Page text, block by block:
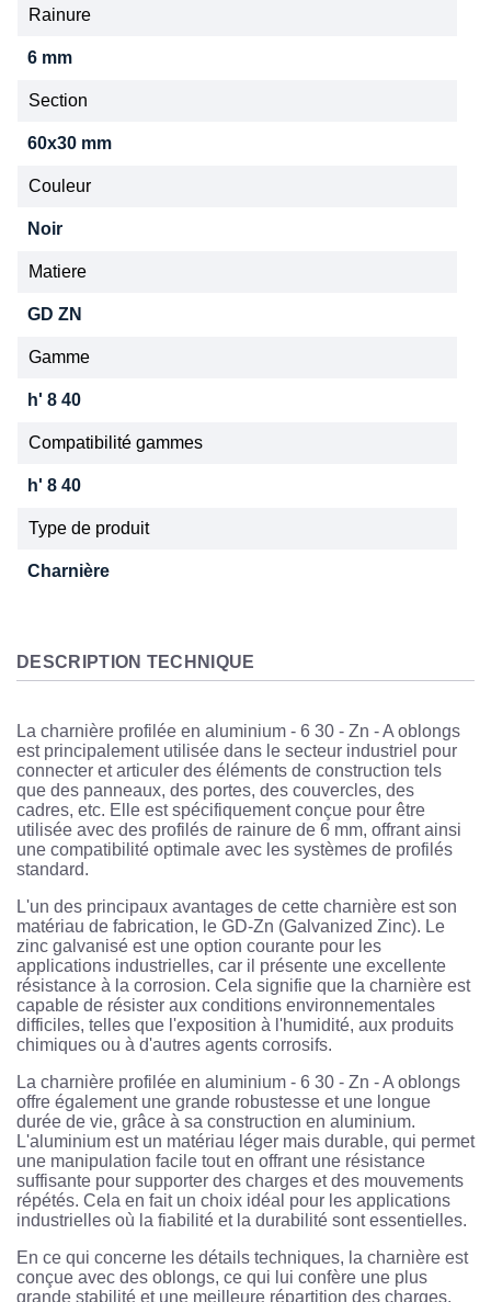
Rainure
6 mm
Section
60x30 mm
Couleur
Noir
Matiere
GD ZN
Gamme
h' 8 40
Compatibilité gammes
h' 8 40
Type de produit
Charnière
DESCRIPTION TECHNIQUE
La charnière profilée en aluminium - 6 30 - Zn - A oblongs
est principalement utilisée dans le secteur industriel pour
connecter et articuler des éléments de construction tels
que des panneaux, des portes, des couvercles, des
cadres, etc. Elle est spécifiquement conçue pour être
utilisée avec des profilés de rainure de 6 mm, offrant ainsi
une compatibilité optimale avec les systèmes de profilés
standard.
L'un des principaux avantages de cette charnière est son
matériau de fabrication, le GD-Zn (Galvanized Zinc). Le
zinc galvanisé est une option courante pour les
applications industrielles, car il présente une excellente
résistance à la corrosion. Cela signifie que la charnière est
capable de résister aux conditions environnementales
difficiles, telles que l'exposition à l'humidité, aux produits
chimiques ou à d'autres agents corrosifs.
La charnière profilée en aluminium - 6 30 - Zn - A oblongs
offre également une grande robustesse et une longue
durée de vie, grâce à sa construction en aluminium.
L'aluminium est un matériau léger mais durable, qui permet
une manipulation facile tout en offrant une résistance
suffisante pour supporter des charges et des mouvements
répétés. Cela en fait un choix idéal pour les applications
industrielles où la fiabilité et la durabilité sont essentielles.
En ce qui concerne les détails techniques, la charnière est
conçue avec des oblongs, ce qui lui confère une plus
grande stabilité et une meilleure répartition des charges.